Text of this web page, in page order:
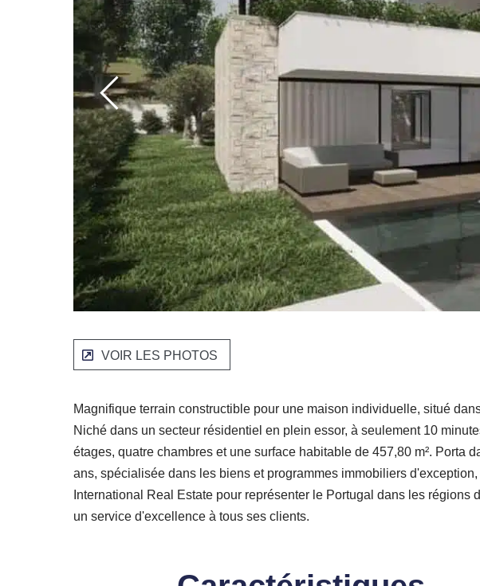
VOIR LES PHOTOS
Magnifique terrain constructible pour une maison individuelle, situé
Niché dans un secteur résidentiel en plein essor, à seulement 10
étages, quatre chambres et une surface habitable de 457,80 m².
ans, spécialisée dans les biens et programmes immobiliers
International Real Estate pour représenter le Portugal dans les
un service d'excellence à tous ses clients.